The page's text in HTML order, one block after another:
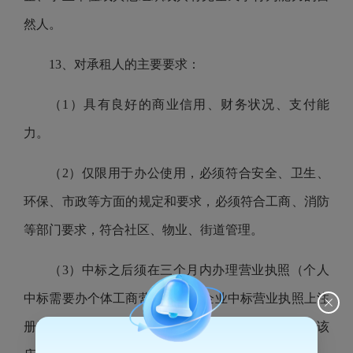
然人。
13、对承租人的主要要求：
（1）具有良好的商业信用、财务状况、支付能
力。
（2）仅限用于办公使用，必须符合安全、卫生、
环保、市政等方面的规定和要求，必须符合工商、消防
等部门要求，符合社区、物业、街道管理。
（3）中标之后须在三个月内办理营业执照（个人
中标需要办个体工商营业执照，企业中标营业执照上注
册地需要变更）等相关证件，且注册地、纳税地均在该